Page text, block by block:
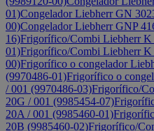
01)Congelador Liebherr GN
00)Congelador Liebherr GNP
16)Frigorífico/Combi Liebherr
01)Frigorífico/Combi Liebherr
00)Frigorífico o congelador
(9970486-01)Frigorífico o
/ 001 (9970486-03)Frigorífico/
20G / 001 (9985454-07)
20A / 001 (9985460-01)
20B (9985460-02)Frigorífico/